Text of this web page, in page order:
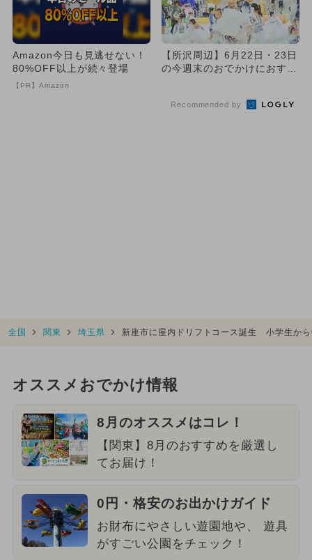
Amazon今日も見逃せない！
80%OFF以上が続々登場
【PR】Amazon
【所沢周辺】6月22日・23日
の今週末のおでかけにおすす
Recommended by
全国 関東 埼玉県 新座市に屋内ドリフトコース誕生 小学生か
オススメおでかけ情報
8月のオススメはコレ！
【関東】8月のおすすめを厳選し
てお届け！
0円・格安のお出かけガイド
お財布にやさしい遊園地や、 遊具
がすごい公園をチェック！